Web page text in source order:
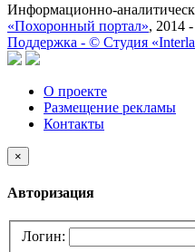
Информационно-
«Похоронный портал», 2014 -
Поддержка - © Cтудия
О проекте
Размещение рекламы
Контакты
×
Авторизация
Логин: